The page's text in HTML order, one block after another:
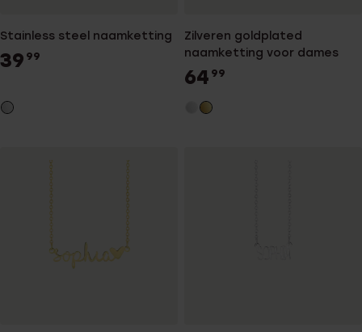
Stainless steel naamketting
39 99
Zilveren goldplated
naamketting voor dames
64 99